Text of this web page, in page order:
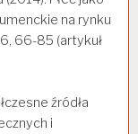
na rynku
66-85 (artykuł
źródła
i